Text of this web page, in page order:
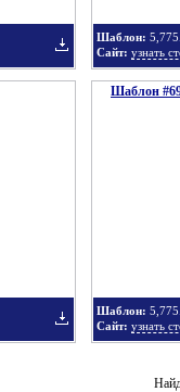
Шаблон:
Сайт: узнать
Шаблон
Шаблон:
Сайт: узнать